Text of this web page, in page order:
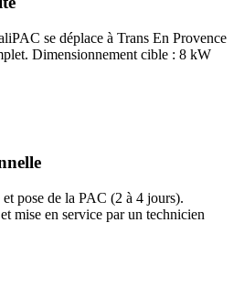
se déplace à Trans En Provence
Dimensionnement cible : 8 kW
pose de la PAC (2 à 4 jours).
mise en service par un technicien